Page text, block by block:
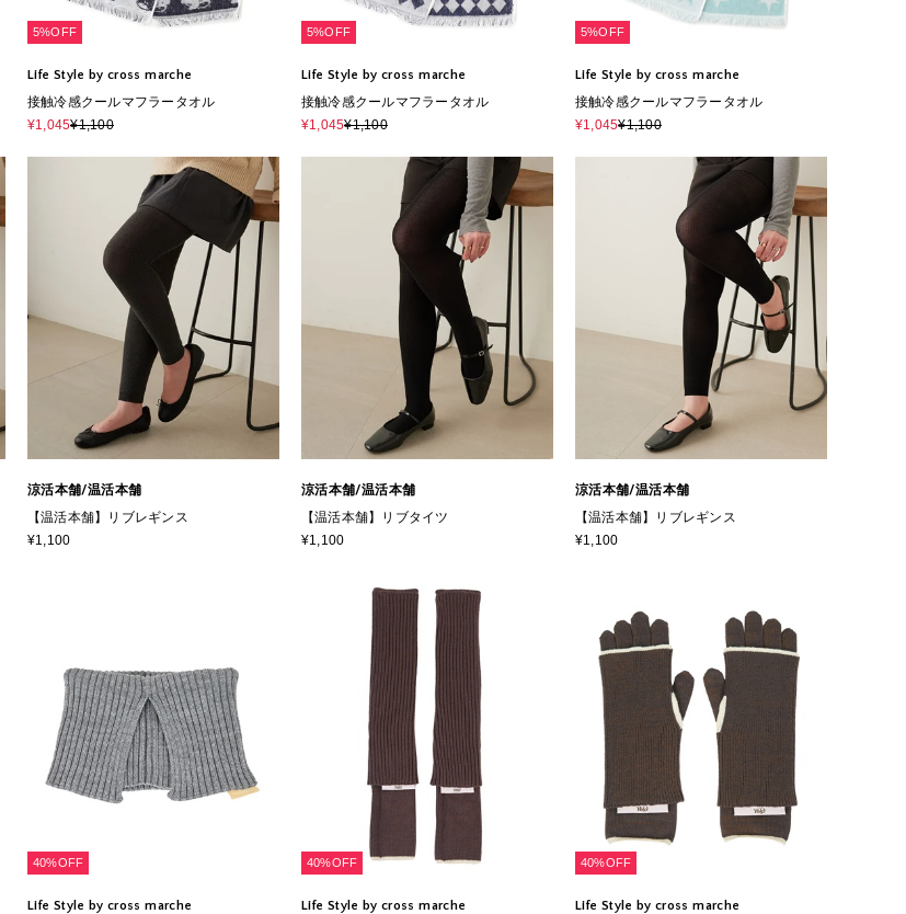
5%OFF
Life Style by cross marche
接触冷感クールマフラータオル
¥1,045¥1,100
5%OFF
Life Style by cross marche
接触冷感クールマフラータオル
¥1,045¥1,100
5%OFF
Life Style by cross marche
接触冷感クールマフラータオル
¥1,045¥1,100
涼活本舗/温活本舗
【温活本舗】リブレギンス
¥1,100
涼活本舗/温活本舗
【温活本舗】リブタイツ
¥1,100
涼活本舗/温活本舗
【温活本舗】リブレギンス
¥1,100
40%OFF
Life Style by cross marche
40%OFF
Life Style by cross marche
40%OFF
Life Style by cross marche